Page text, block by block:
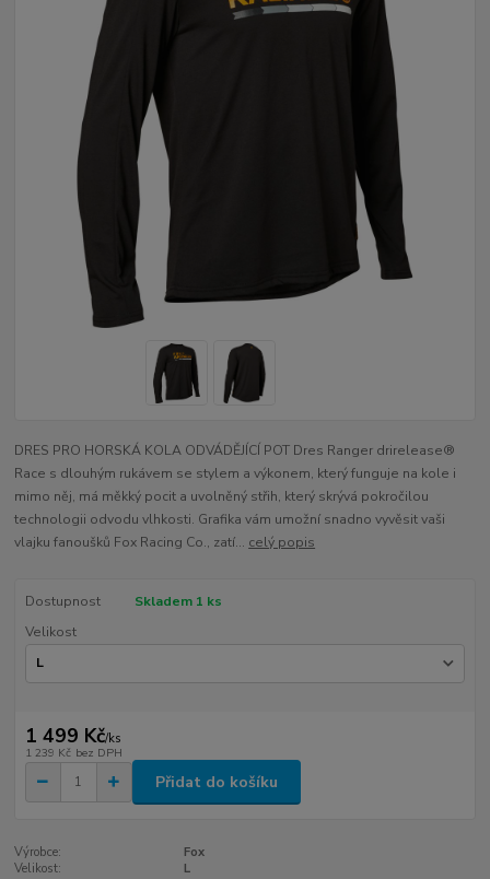
DRES PRO HORSKÁ KOLA ODVÁDĚJÍCÍ POT Dres Ranger drirelease®
Race s dlouhým rukávem se stylem a výkonem, který funguje na kole i
mimo něj, má měkký pocit a uvolněný střih, který skrývá pokročilou
technologii odvodu vlhkosti. Grafika vám umožní snadno vyvěsit vaši
vlajku fanoušků Fox Racing Co., zatí... celý popis
Dostupnost
Skladem 1 ks
Velikost
1 499 Kč/ks
1 239 Kč bez DPH
Přidat do košíku
Výrobce:
Fox
Velikost:
L